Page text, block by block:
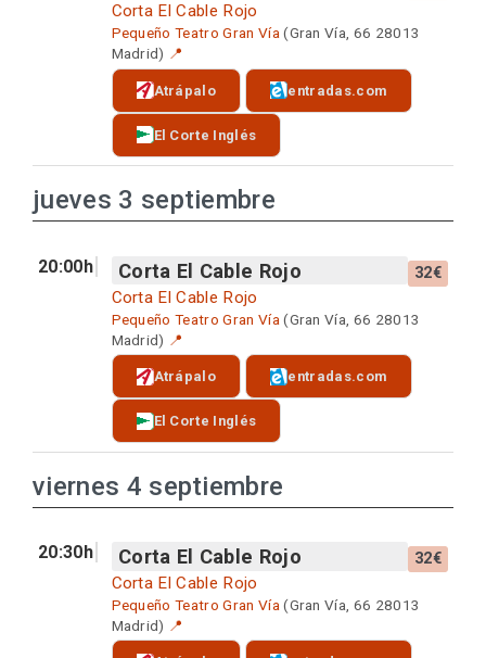
Corta El Cable Rojo
Pequeño Teatro Gran Vía(Gran Vía, 66 28013
Madrid) 📍
Atrápalo entradas.com
El Corte Inglés
jueves 3 septiembre
20:00h Corta El Cable Rojo 32€
Corta El Cable Rojo
Pequeño Teatro Gran Vía (Gran Vía, 66 28013
Madrid) 📍
Atrápalo entradas.com
El Corte Inglés
viernes 4 septiembre
20:30h Corta El Cable Rojo 32€
Corta El Cable Rojo
Pequeño Teatro Gran Vía (Gran Vía, 66 28013
Madrid) 📍